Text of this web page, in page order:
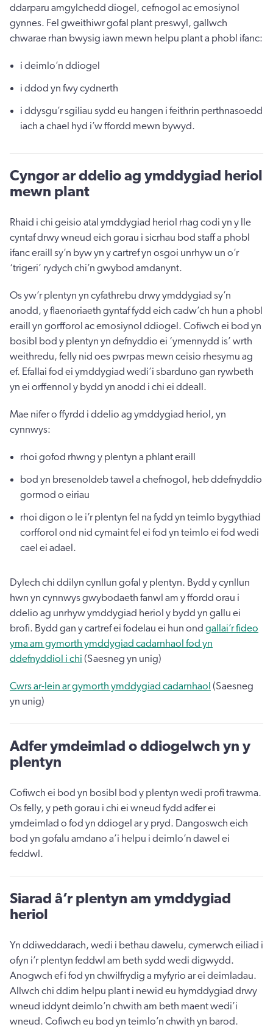
ddarparu amgylchedd diogel, cefnogol ac emosiynol
gynnes. Fel gweithiwr gofal plant preswyl, gallwch
chwarae rhan bwysig iawn mewn helpu plant a phobl ifanc:
i deimlo’n ddiogel
i ddod yn fwy cydnerth
i ddysgu’r sgiliau sydd eu hangen i feithrin perthnasoedd
iach a chael hyd i’w ffordd mewn bywyd.
Cyngor ar ddelio ag ymddygiad heriol
mewn plant
Rhaid i chi geisio atal ymddygiad heriol rhag codi yn y lle
cyntaf drwy wneud eich gorau i sicrhau bod staff a phobl
ifanc eraill sy’n byw yn y cartref yn osgoi unrhyw un o’r
‘trigeri’ rydych chi’n gwybod amdanynt.
Os yw’r plentyn yn cyfathrebu drwy ymddygiad sy’n
anodd, y flaenoriaeth gyntaf fydd eich cadw’ch hun a phobl
eraill yn gorfforol ac emosiynol ddiogel. Cofiwch ei bod yn
bosibl bod y plentyn yn defnyddio ei ‘ymennydd is’ wrth
weithredu, felly nid oes pwrpas mewn ceisio rhesymu ag
ef. Efallai fod ei ymddygiad wedi’i sbarduno gan rywbeth
yn ei orffennol y bydd yn anodd i chi ei ddeall.
Mae nifer o ffyrdd i ddelio ag ymddygiad heriol, yn
cynnwys:
rhoi gofod rhwng y plentyn a phlant eraill
bod yn bresenoldeb tawel a chefnogol, heb ddefnyddio
gormod o eiriau
rhoi digon o le i’r plentyn fel na fydd yn teimlo bygythiad
corfforol ond nid cymaint fel ei fod yn teimlo ei fod wedi
cael ei adael.
Dylech chi ddilyn cynllun gofal y plentyn. Bydd y cynllun
hwn yn cynnwys gwybodaeth fanwl am y ffordd orau i
ddelio ag unrhyw ymddygiad heriol y bydd yn gallu ei
brofi. Bydd gan y cartref ei fodelau ei hun ond gallai’r fideo
yma am gymorth ymddygiad cadarnhaol fod yn
ddefnyddiol i chi (Saesneg yn unig)
Cwrs ar-lein ar gymorth ymddygiad cadarnhaol (Saesneg
yn unig)
Adfer ymdeimlad o ddiogelwch yn y
plentyn
Cofiwch ei bod yn bosibl bod y plentyn wedi profi trawma.
Os felly, y peth gorau i chi ei wneud fydd adfer ei
ymdeimlad o fod yn ddiogel ar y pryd. Dangoswch eich
bod yn gofalu amdano a’i helpu i deimlo’n dawel ei
feddwl.
Siarad â’r plentyn am ymddygiad
heriol
Yn ddiweddarach, wedi i bethau dawelu, cymerwch eiliad i
ofyn i’r plentyn feddwl am beth sydd wedi digwydd.
Anogwch ef i fod yn chwilfrydig a myfyrio ar ei deimladau.
Allwch chi ddim helpu plant i newid eu hymddygiad drwy
wneud iddynt deimlo’n chwith am beth maent wedi’i
wneud. Cofiwch eu bod yn teimlo’n chwith yn barod.